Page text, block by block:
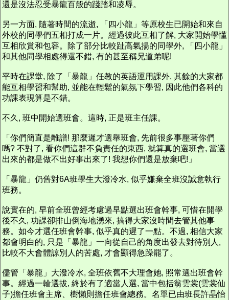
還是沒法忍受暴龍百般的踐踏和凌辱。
另一方面, 隨著時間的流逝, 「四小龍」等原校生已開始和來自
外校的同學們五相打成一片。經過彼此互相了解, 大家開始學懂
互相欣賞和包容。除了部分比較趾高氣揚的同學外, 「四小龍」
和其他同學相處得還不錯, 有的甚至稱兄道弟呢!
平時在課堂, 除了「暴龍」任教的英語運用課外, 其餘的大家都
能互相學習和幫助, 並能在輕鬆的氣氛下學習, 因此他們各科的
功課表現算是不錯。
不久, 班中開始選班會。這時, 正是班主任課。
「你們簡直是離譜! 那麼遲才選舉班會, 先前很多事壓著你們
嗎? 不對了, 看你們這群不負責任的東西, 就算真的選班會, 當選
出來的都是做不出好事出來了! 我想你們還是放棄吧!」
「暴龍」仍舊對6A班學生大潑冷水, 似乎嫌棄全班沒誠意執行
班務。
說實在的, 早前全班曾經考慮過早點選出班會幹事, 可惜在開學
後不久, 功課卻排山倒海地湧來, 搞得大家沒時間去管其他事
務。如今才選任班會幹事, 似乎真的遲了一點。不過, 相信大家
都會明白的, 只是「暴龍」一向從自己的角度出發去對待別人,
比較不大會體諒別人的苦處, 才會顯得急躁罷了。
儘管「暴龍」大潑冷水, 全班依舊不大理會她, 照常選出班會幹
事。經過一輪選拔, 終於有了適當人選, 當中包括翁雲裳(雲裳仙
子)擔任班會主席、樹懶則擔任班會總務。名單已由班長許晶怡